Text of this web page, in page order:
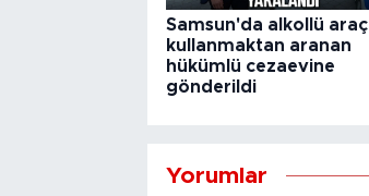
Samsun'da alkollü araç
kullanmaktan aranan
hükümlü cezaevine
gönderildi
Yorumlar